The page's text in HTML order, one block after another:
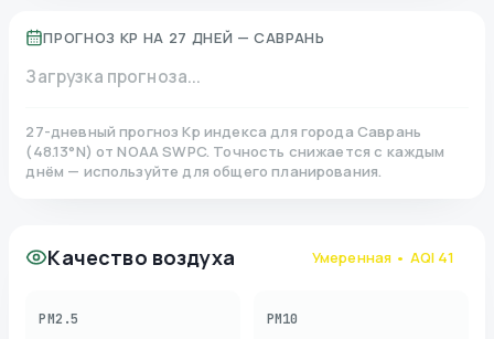
ПРОГНОЗ KP НА 27 ДНЕЙ — САВРАНЬ
Загрузка прогноза...
27-дневный прогноз Kp индекса для города Саврань
(48.13°N)от NOAA SWPC. Точность снижается с каждым
днём — используйте для общего планирования.
Качество воздуха Умеренная • AQI 41
PM2.5 PM10